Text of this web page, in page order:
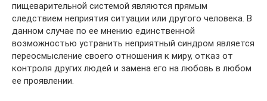
пищеварительной системой являются прямым
следствием неприятия ситуации или другого человека. В
данном случае по ее мнению единственной
возможностью устранить неприятный синдром является
переосмысление своего отношения к миру, отказ от
контроля других людей и замена его на любовь в любом
ее проявлении.